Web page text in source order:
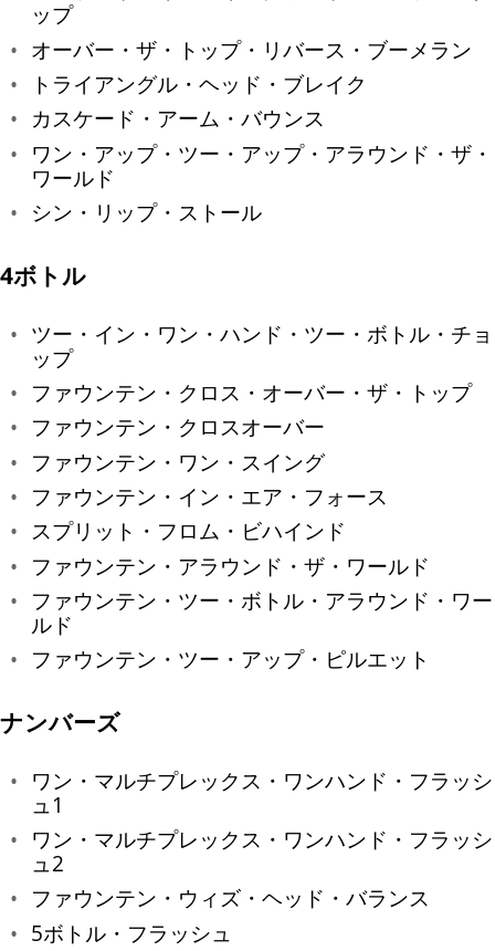
ップ
オーバー・ザ・トップ・リバース・ブーメラン
トライアングル・ヘッド・ブレイク
カスケード・アーム・バウンス
ワン・アップ・ツー・アップ・アラウンド・ザ・
ワールド
シン・リップ・ストール
4ボトル
ツー・イン・ワン・ハンド・ツー・ボトル・チョ
ップ
ファウンテン・クロス・オーバー・ザ・トップ
ファウンテン・クロスオーバー
ファウンテン・ワン・スイング
ファウンテン・イン・エア・フォース
スプリット・フロム・ビハインド
ファウンテン・アラウンド・ザ・ワールド
ファウンテン・ツー・ボトル・アラウンド・ワー
ルド
ファウンテン・ツー・アップ・ピルエット
ナンバーズ
ワン・マルチプレックス・ワンハンド・フラッシ
ュ1
ワン・マルチプレックス・ワンハンド・フラッシ
ュ2
ファウンテン・ウィズ・ヘッド・バランス
5ボトル・フラッシュ